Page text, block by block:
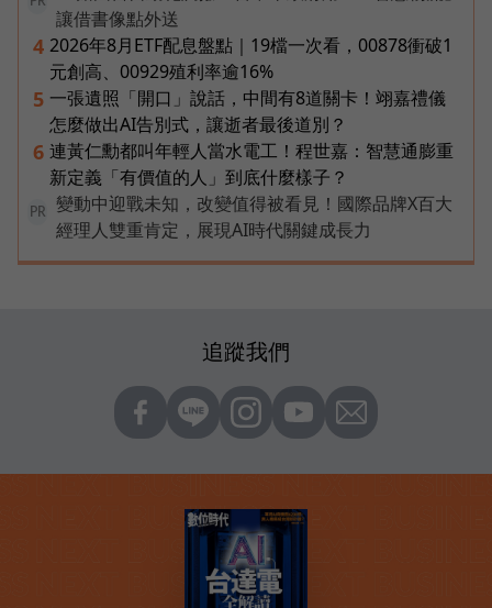
讓借書像點外送
4 2026年8月ETF配息盤點｜19檔一次看，00878衝破1
元創高、00929殖利率逾16%
5 一張遺照「開口」說話，中間有8道關卡！翊嘉禮儀
怎麼做出AI告別式，讓逝者最後道別？
6 連黃仁勳都叫年輕人當水電工！程世嘉：智慧通膨重
新定義「有價值的人」到底什麼樣子？
PR
變動中迎戰未知，改變值得被看見！國際品牌X百大
經理人雙重肯定，展現AI時代關鍵成長力
追蹤我們